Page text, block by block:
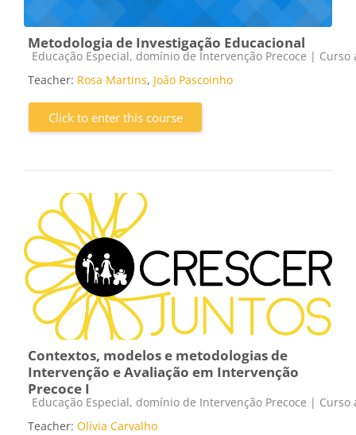
Metodologia de Investigação Educacional
Course category
Educação Especial, domínio de Intervenção Precoce |
Teacher: Rosa Martins, João Pascoinho
Click to enter this course
Contextos, modelos e metodologias de
Intervenção e Avaliação em Intervenção
Precoce I
Course category
Educação Especial, domínio de Intervenção Precoce |
Teacher: Olívia Carvalho